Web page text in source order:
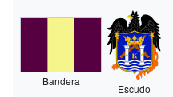
Bandera
Escudo